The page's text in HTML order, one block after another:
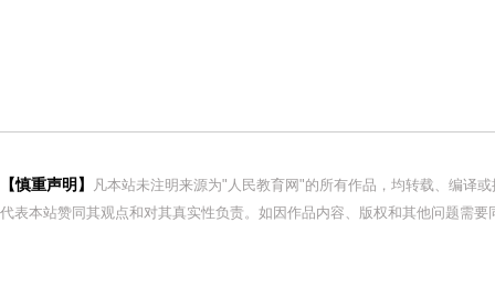
【慎重声明】
凡本站未注明来源为"人民教育网"的所有作品，均转载、编译
代表本站赞同其观点和对其真实性负责。如因作品内容、版权和其他问题需